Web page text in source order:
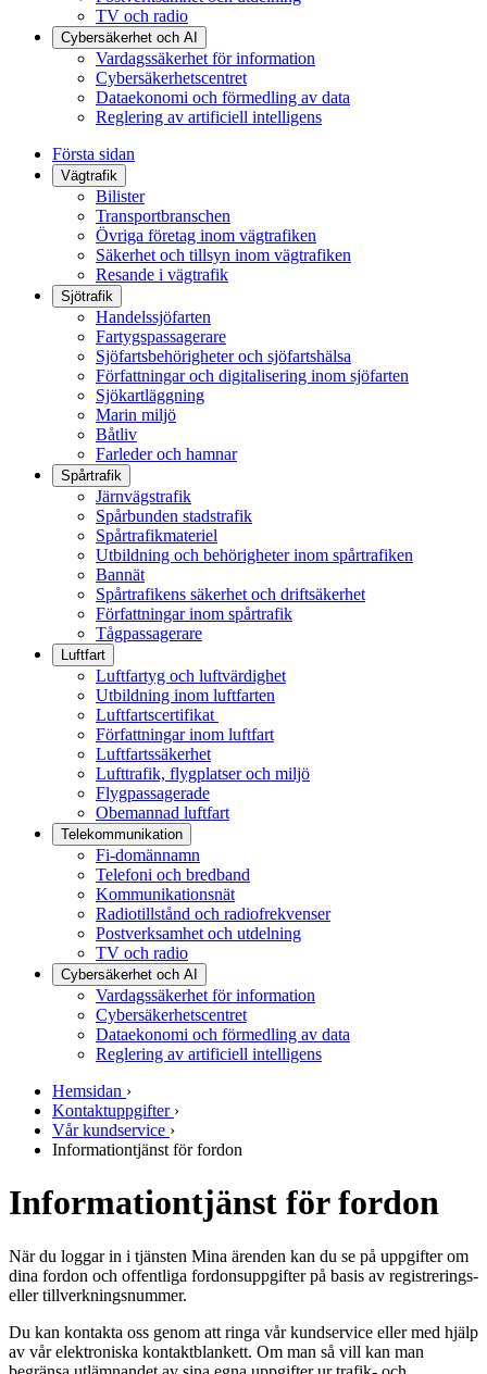
TV och radio
Cybersäkerhet och AI
Vardagssäkerhet för information
Cybersäkerhetscentret
Dataekonomi och förmedling av data
Reglering av artificiell intelligens
Första sidan
Vägtrafik
Bilister
Transportbranschen
Övriga företag inom vägtrafiken
Säkerhet och tillsyn inom vägtrafiken
Resande i vägtrafik
Sjötrafik
Handelssjöfarten
Fartygspassagerare
Sjöfartsbehörigheter och sjöfartshälsa
Författningar och digitalisering inom sjöfarten
Sjökartläggning
Marin miljö
Båtliv
Farleder och hamnar
Spårtrafik
Järnvägstrafik
Spårbunden stadstrafik
Spårtrafikmateriel
Utbildning och behörigheter inom spårtrafiken
Bannät
Spårtrafikens säkerhet och driftsäkerhet
Författningar inom spårtrafik
Tågpassagerare
Luftfart
Luftfartyg och luftvärdighet
Utbildning inom luftfarten
Luftfartscertifikat
Författningar inom luftfart
Luftfartssäkerhet
Lufttrafik, flygplatser och miljö
Flygpassagerade
Obemannad luftfart
Telekommunikation
Fi-domännamn
Telefoni och bredband
Kommunikationsnät
Radiotillstånd och radiofrekvenser
Postverksamhet och utdelning
TV och radio
Cybersäkerhet och AI
Vardagssäkerhet för information
Cybersäkerhetscentret
Dataekonomi och förmedling av data
Reglering av artificiell intelligens
Hemsidan ›
Kontaktuppgifter ›
Vår kundservice ›
Informationtjänst för fordon
Informationtjänst för fordon
När du loggar in i tjänsten Mina ärenden kan du se på uppgifter om
dina fordon och offentliga fordonsuppgifter på basis av registrerings-
eller tillverkningsnummer.
Du kan kontakta oss genom att ringa vår kundservice eller med hjälp
av vår elektroniska kontaktblankett. Om man så vill kan man